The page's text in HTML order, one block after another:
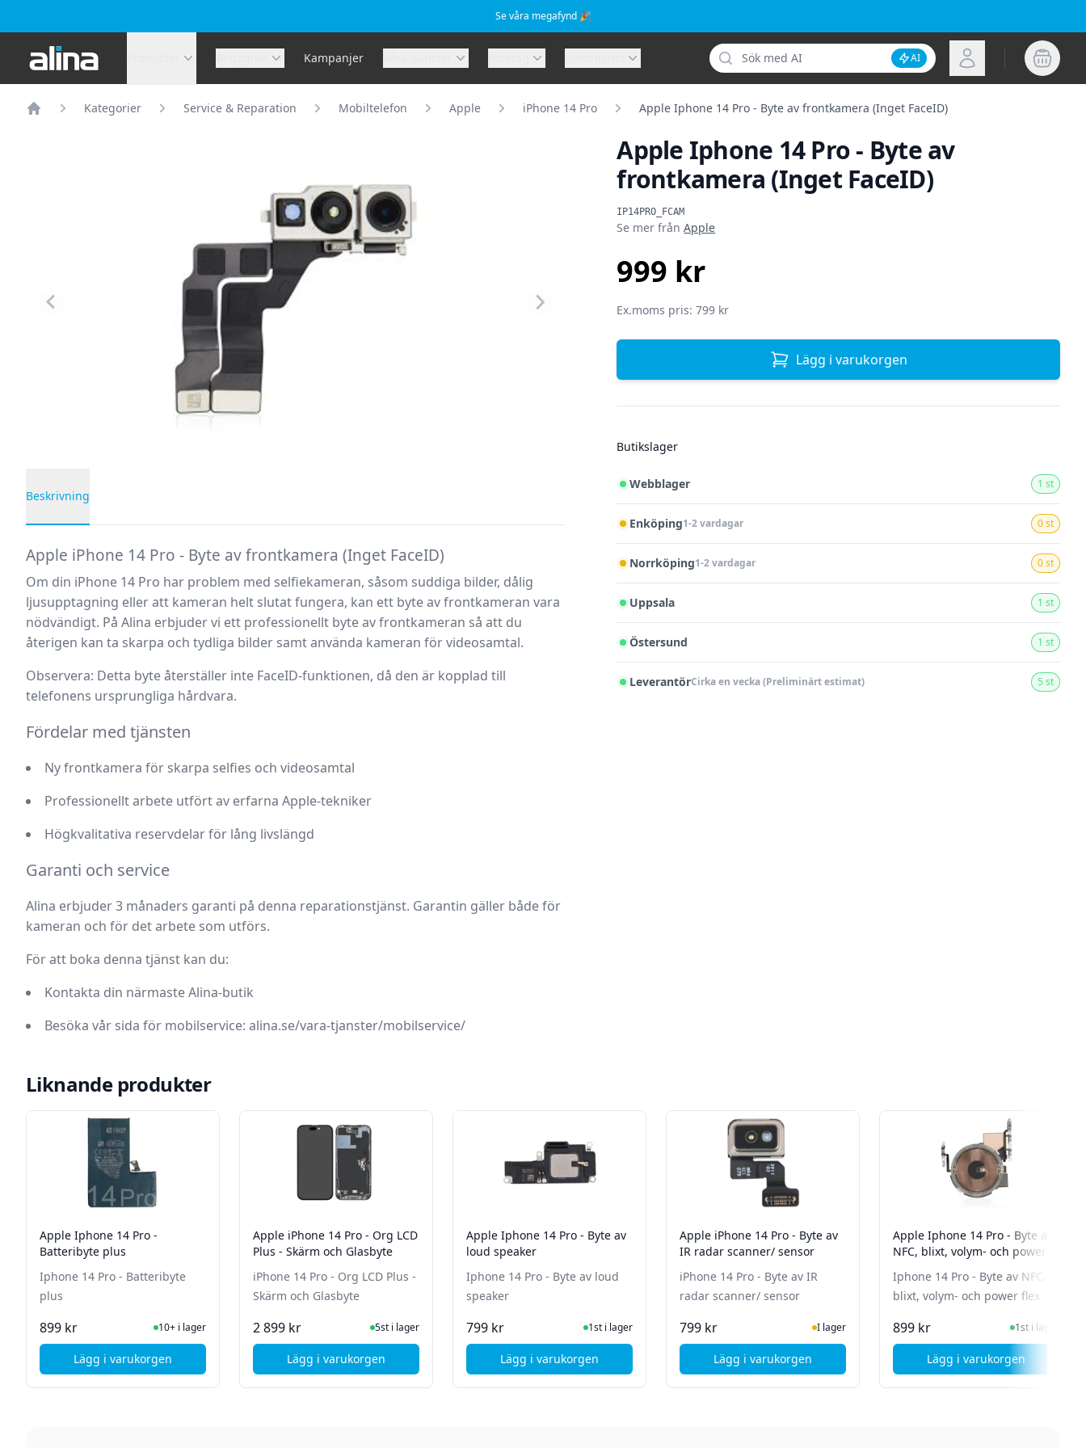
Se våra megafynd 🎉
Alina.se Kampanjer
Sök
Inaktivera AI-sökning
AI Logga in
Kategorier Service & Reparation Mobiltelefon Apple iPhone 14 Pro Apple Iphone 14 Pro - Byte av frontkamera (Inget FaceID)
Apple Iphone 14 Pro - Byte av
frontkamera (Inget FaceID)
IP14PRO_FCAM
Produktinformation
Se mer frånApple
999 kr
Ex.moms pris: 799 kr
Lägg i varukorgen
Butikslager
Webblager 1 st
Enköping1-2 vardagar 0 st
Norrköping1-2 vardagar 0 st
Uppsala 1 st
Östersund 1 st
LeverantörCirka en vecka (Preliminärt estimat) 5 st
Beskrivning
Apple iPhone 14 Pro - Byte av frontkamera (Inget FaceID)
Om din iPhone 14 Pro har problem med selfiekameran, såsom suddiga bilder, dålig
ljusupptagning eller att kameran helt slutat fungera, kan ett byte av frontkameran vara
nödvändigt. På Alina erbjuder vi ett professionellt byte av frontkameran så att du
återigen kan ta skarpa och tydliga bilder samt använda kameran för videosamtal.
Observera: Detta byte återställer inte FaceID-funktionen, då den är kopplad till
telefonens ursprungliga hårdvara.
Fördelar med tjänsten
Ny frontkamera för skarpa selfies och videosamtal
Professionellt arbete utfört av erfarna Apple-tekniker
Högkvalitativa reservdelar för lång livslängd
Garanti och service
Alina erbjuder3 månaders garanti på denna reparationstjänst. Garantin gäller både för
kameran och för det arbete som utförs.
För att boka denna tjänst kan du:
Kontakta din närmaste Alina-butik
Besöka vår sida för mobilservice: alina.se/vara-tjanster/mobilservice/
Liknande produkter
Apple Iphone 14 Pro -
Batteribyte plus
Iphone 14 Pro - Batteribyte
plus
899 kr I Lager10+ i lager
Lägg i varukorgen, Apple Iphone 14 Pro - Batteribyte plus
Apple iPhone 14 Pro - Org LCD
Plus - Skärm och Glasbyte
iPhone 14 Pro - Org LCD Plus -
Skärm och Glasbyte
2 899 kr I Lager5st i lager
Lägg i varukorgen , Apple iPhone 14 Pro - Org LCD Plus - Skärm och Glasbyte
Apple Iphone 14 Pro - Byte av
loud speaker
Iphone 14 Pro - Byte av loud
speaker
799 kr I Lager1st i lager
Lägg i varukorgen, Apple Iphone 14 Pro - Byte av loud speaker
Apple iPhone 14 Pro - Byte av
IR radar scanner/ sensor
iPhone 14 Pro - Byte av IR
radar scanner/ sensor
799 kr I lager
Lägg i varukorgen, Apple iPhone 14 Pro - Byte av IR radar scanner/ sensor
Apple Iphone 14 Pro - Byte av
NFC, blixt, volym- och power
Iphone 14 Pro - Byte av NFC,
blixt, volym- och power flex
899 kr I Lager1st i lager
Lägg i varukorgen
, Apple Iphone 14